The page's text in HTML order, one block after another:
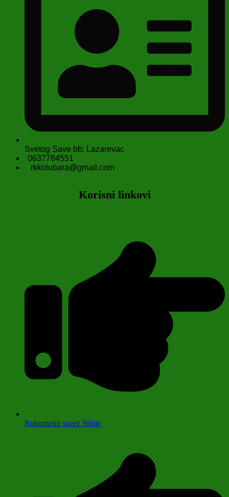
Svetog Save bb; Lazarevac
0637784551
rkkolubara@gmail.com
Korisni linkovi
Rukometni savez Srbije